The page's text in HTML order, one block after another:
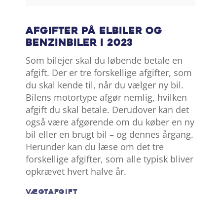
Afgifter på elbiler og
benzinbiler i 2023
Som bilejer skal du løbende betale en
afgift. Der er tre forskellige afgifter, som
du skal kende til, når du vælger ny bil.
Bilens motortype afgør nemlig, hvilken
afgift du skal betale. Derudover kan det
også være afgørende om du køber en ny
bil eller en brugt bil – og dennes årgang.
Herunder kan du læse om det tre
forskellige afgifter, som alle typisk bliver
opkrævet hvert halve år.
VÆGTAFGIFT